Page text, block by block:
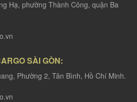
Hạ, phường Thành Công, quận Ba
SÀI GÒN:
Phường 2, Tân Bình, Hồ Chí Minh.